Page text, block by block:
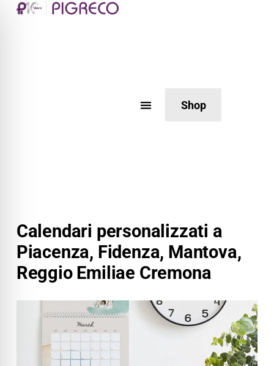
Shop
Calendari personalizzati a
Piacenza, Fidenza, Mantova,
Reggio Emiliae Cremona